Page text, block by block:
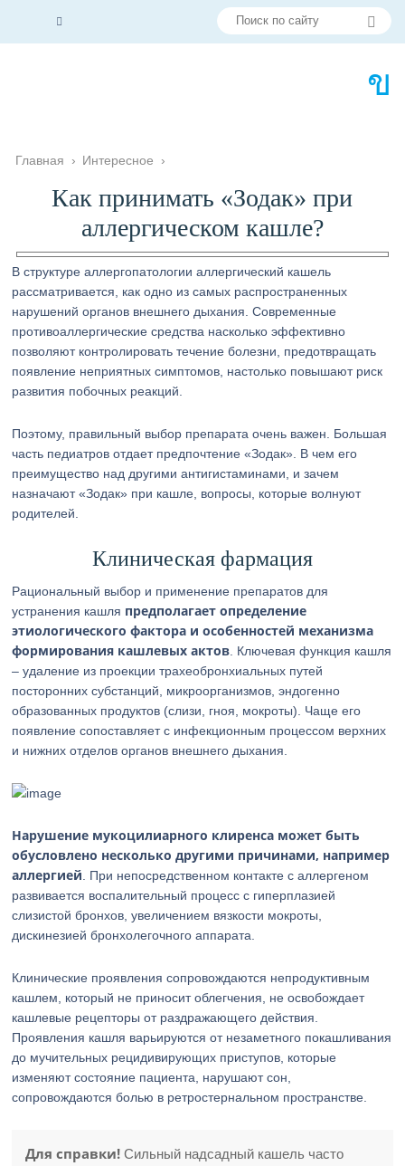
Главная › Интересное ›
Как принимать «Зодак» при
аллергическом кашле?
В структуре аллергопатологии аллергический кашель
рассматривается, как одно из самых распространенных
нарушений органов внешнего дыхания. Современные
противоаллергические средства насколько эффективно
позволяют контролировать течение болезни, предотвращать
появление неприятных симптомов, настолько повышают риск
развития побочных реакций.
Поэтому, правильный выбор препарата очень важен. Большая
часть педиатров отдает предпочтение «Зодак». В чем его
преимущество над другими антигистаминами, и зачем
назначают «Зодак» при кашле, вопросы, которые волнуют
родителей.
Клиническая фармация
Рациональный выбор и применение препаратов для
устранения кашля предполагает определение
этиологического фактора и особенностей механизма
формирования кашлевых актов . Ключевая функция кашля
– удаление из проекции трахеобронхиальных путей
посторонних субстанций, микроорганизмов, эндогенно
образованных продуктов (слизи, гноя, мокроты). Чаще его
появление сопоставляет с инфекционным процессом верхних
и нижних отделов органов внешнего дыхания.
Нарушение мукоцилиарного клиренса может быть
обусловлено несколько другими причинами, например
аллергией . При непосредственном контакте с аллергеном
развивается воспалительный процесс с гиперплазией
слизистой бронхов, увеличением вязкости мокроты,
дискинезией бронхолегочного аппарата.
Клинические проявления сопровождаются непродуктивным
кашлем, который не приносит облегчения, не освобождает
кашлевые рецепторы от раздражающего действия.
Проявления кашля варьируются от незаметного покашливания
до мучительных рецидивирующих приступов, которые
изменяют состояние пациента, нарушают сон,
сопровождаются болью в ретростернальном пространстве.
Для справки! Сильный надсадный кашель часто